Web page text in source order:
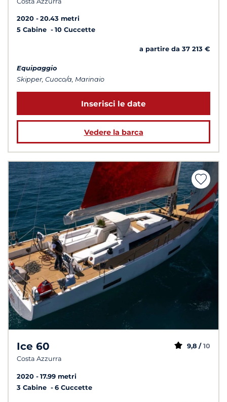
2020
20.43 metri
5 Cabine
10 Cuccette
a partire da 37 213 €
Equipaggio
Skipper, Cuoco/a, Marinaio
Inserisci le date
Vedere la barca
Ice 60
Costa Azzurra
9,8 / 10
2020
17.99 metri
3 Cabine
6 Cuccette